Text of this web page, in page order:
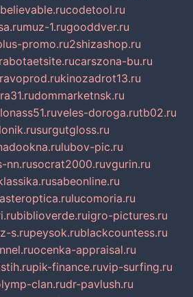
codetool.ru
muz-1.rugooddver.ru
promo.ru2shizashop.ru
carszona-bu.ru
kinozadrot13.ru
dommarketnsk.ru
veles-doroga.rutb02.ru
surgutgloss.ru
lubov-pic.ru
nn.rusocrat2000.ruvgurin.ru
sabeonline.ru
lucomoria.ru
biblioverde.ruigro-pictures.ru
s.rupeysok.rublackcountess.ru
ocenka-appraisal.ru
pik-finance.ruvip-surfing.ru
clan.rudr-pavlush.ru